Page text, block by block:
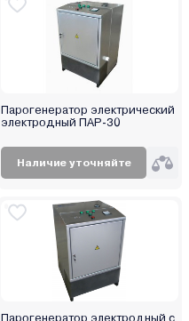
Парогенератор электрический
электродный ПАР-30
Наличие уточняйте
Парогенератор электродный с